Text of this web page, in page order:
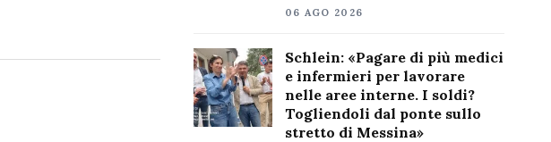
06 AGO 2026
Schlein: «Pagare di più medici
e infermieri per lavorare
nelle aree interne. I soldi?
Togliendoli dal ponte sullo
stretto di Messina»